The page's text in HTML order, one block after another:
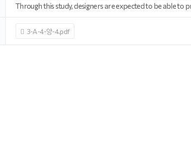
Through this study, designers are expected to be able
3-A-4-양-4.pdf